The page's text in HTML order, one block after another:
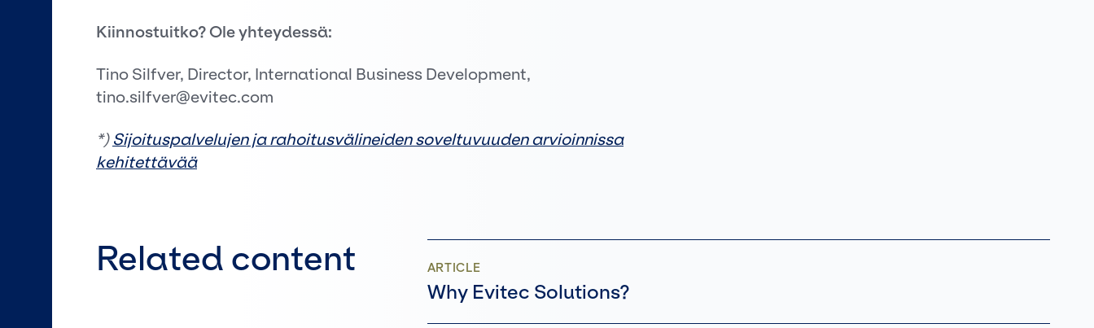
Kiinnostuitko? Ole yhteydessä:
Tino Silfver, Director, International Business Development,
tino.silfver@evitec.com
*) Sijoituspalvelujen ja rahoitusvälineiden soveltuvuuden arvioinnissa
kehitettävää
Related content ARTICLE
Why Evitec Solutions?